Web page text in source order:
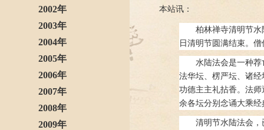
2002年
2003年
2004年
2005年
2006年
2007年
2008年
2009年
本站讯：
柏林禅寺清明节
日清明节圆满结束。
水陆法会是一种
法华坛、楞严坛、诸
功德主主礼拈香。法
余各坛分别念诵大乘
清明节水陆法会